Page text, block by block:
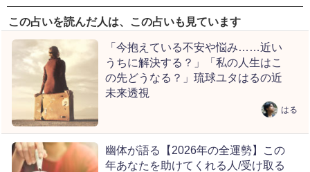
この占いを読んだ人は、この占いも見ています
「今抱えている不安や悩み……近い
うちに解決する？」「私の人生はこ
の先どうなる？」琉球ユタはるの近
未来透視
はる
幽体が語る【2026年の全運勢】この
年あなたを助けてくれる人/受け取る